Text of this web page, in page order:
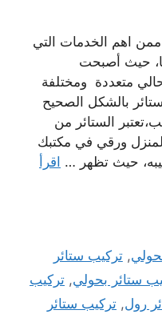
اهم الخدمات التي
حيث أصبحت
متعددة ومختلفة
بالشكل الصحيح
الستائر من
ورقي في مكتبك
حيث تظهر … اقرأ
,تركيب ستائر
ستائر بحولي, تركيب
رول, تركيب ستائر